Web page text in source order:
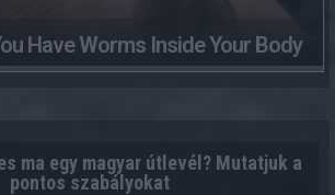
Have Worms Inside Your Body
ma egy magyar útlevél? Mutatjuk a
pontos szabályokat